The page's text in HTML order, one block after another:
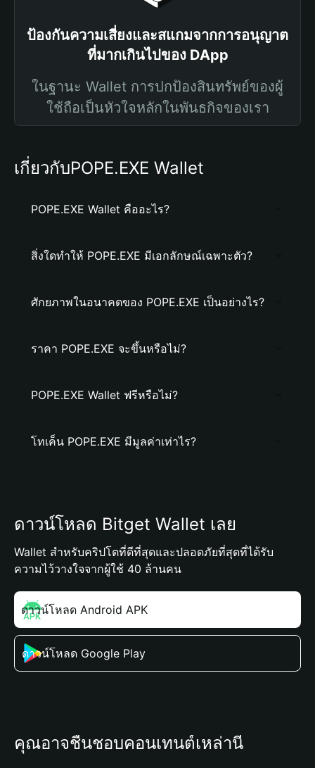
ป้องกันความเสี่ยงและสแกมจากการอนุญาต
ที่มากเกินไปของ DApp
ในฐานะ Wallet การปกป้องสินทรัพย์ของผู้
ใช้ถือเป็นหัวใจหลักในพันธกิจของเรา
เกี่ยวกับPOPE.EXE Wallet
POPE.EXE Wallet คืออะไร?
สิ่งใดทำให้ POPE.EXE มีเอกลักษณ์เฉพาะตัว?
ศักยภาพในอนาคตของ POPE.EXE เป็นอย่างไร?
ราคา POPE.EXE จะขึ้นหรือไม่?
POPE.EXE Wallet ฟรีหรือไม่?
โทเค็น POPE.EXE มีมูลค่าเท่าไร?
ดาวน์โหลด Bitget Wallet เลย
Wallet สำหรับคริปโตที่ดีที่สุดและปลอดภัยที่สุดที่ได้รับ
ความไว้วางใจจากผู้ใช้ 40 ล้านคน
ดาวน์โหลด Android APK
ดาวน์โหลด Google Play
คุณอาจชื่นชอบคอนเทนต์เหล่านี้